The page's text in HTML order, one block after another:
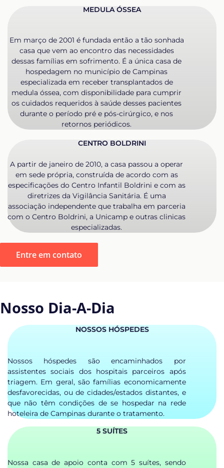
MEDULA ÓSSEA
Em março de 2001 é fundada então a tão sonhada
casa que vem ao encontro das necessidades
dessas famílias em sofrimento. É a única casa de
hospedagem no município de Campinas
especializada em receber transplantados de
medula óssea, com disponibilidade para cumprir
os cuidados requeridos à saúde desses pacientes
durante o período pré e pós-cirúrgico, e nos
retornos periódicos.
CENTRO BOLDRINI
A partir de janeiro de 2010, a casa passou a operar
em sede própria, construída de acordo com as
especificações do Centro Infantil Boldrini e com as
diretrizes da Vigilância Sanitária. É uma
associação independente que trabalha em parceria
com o Centro Boldrini, a Unicamp e outras clinicas
especializadas.
Entre em contato
Nosso Dia-A-Dia
NOSSOS HÓSPEDES
Nossos hóspedes são encaminhados por
assistentes sociais dos hospitais parceiros após
triagem. Em geral, são famílias economicamente
desfavorecidas, ou de cidades/estados distantes, e
que não têm condições de se hospedar na rede
hoteleira de Campinas durante o tratamento.
5 SUÍTES
Nossa casa de apoio conta com 5 suítes, sendo